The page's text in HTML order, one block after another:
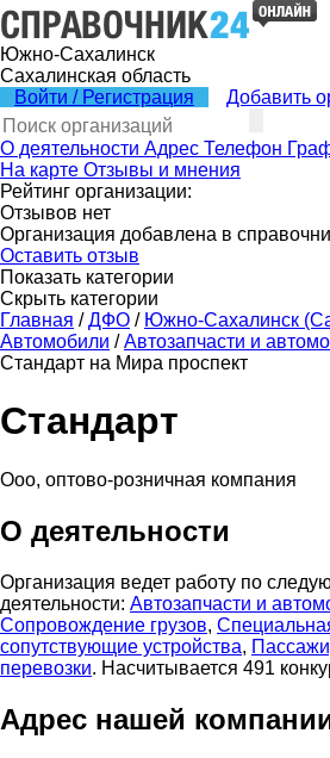
Южно-Сахалинск
Сахалинская область
Войти / Регистрация
Добавить
О деятельности Адрес Телефон
На карте Отзывы и мнения
Рейтинг организации:
Отзывов нет
Организация добавлена в
Оставить отзыв
Показать категории
Скрыть категории
Главная / ДФО / Южно-Сахалинск
Автомобили / Автозапчасти и
Стандарт на Мира проспект
Стандарт
Ооо, оптово-розничная компания
О деятельности
Организация ведет работу по
деятельности: Автозапчасти и
Сопровождение грузов,
сопутствующие устройства,
перевозки. Насчитывается 491
Адрес нашей